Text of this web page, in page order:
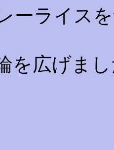
ーライス
広げまし